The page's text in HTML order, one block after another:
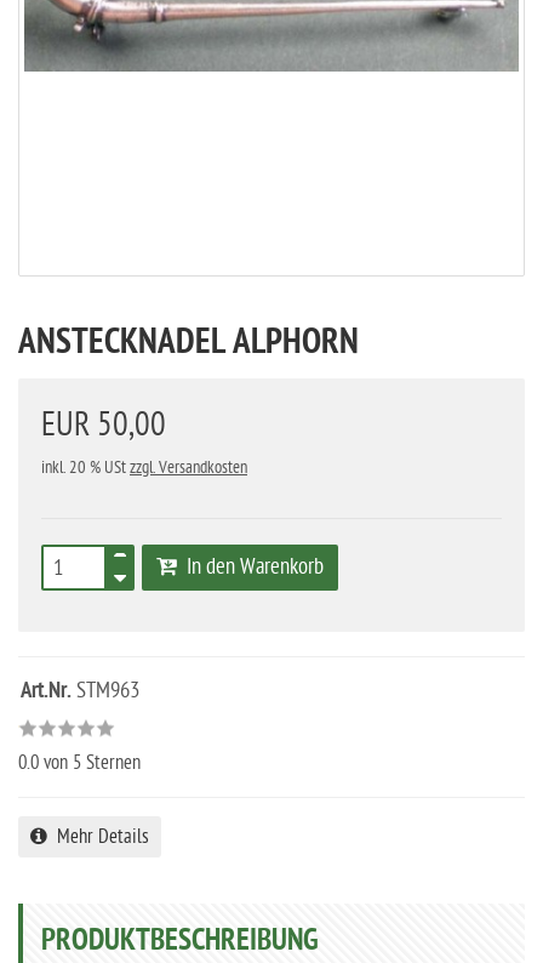
ANSTECKNADEL ALPHORN
EUR 50,00
inkl. 20 % UStzzgl. Versandkosten
In den Warenkorb
Art.Nr.STM963
0.0 von 5 Sternen
Mehr Details
PRODUKTBESCHREIBUNG